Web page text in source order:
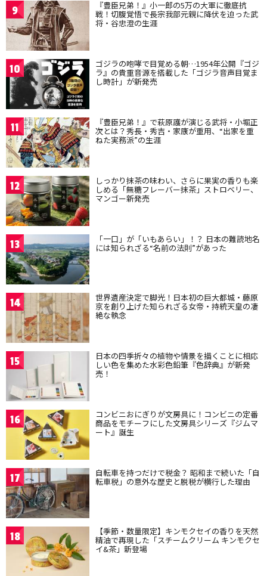
9 『豊臣兄弟！』小一郎の5万の大軍に徹底抗
戦！切腹覚悟で長宗我部元親に降伏を迫った武
将・谷忠澄の生涯
10 ゴジラの咆哮で目覚める朝…1954年公開『ゴジ
ラ』の貴重音源を搭載した「ゴジラ音声目覚ま
し時計」が新発売
11 『豊臣兄弟！』で萩原護が演じる武将・小堀正
次とは？秀長・秀吉・家康が重用、“出家を重
ねた実務派”の生涯
12 しっかり抹茶の味わい、さらに果実の香りも楽
しめる「無糖フレーバー抹茶」ストロベリー、
マンゴー新発売
13 「一口」が「いもあらい」！？ 日本の難読地名
には知られざる“名前の法則”があった
14 世界遺産決定で脚光！日本初の巨大都城・藤原
京を創り上げた知られざる女帝・持統天皇の凄
絶な執念
15 日本の四季折々の植物や情景を描くことに相応
しい色を集めた水彩色鉛筆『色辞典』が新発
売！
16 コンビニおにぎりが文房具に！コンビニの定番
商品をモチーフにした文房具シリーズ『ジムマ
ート』誕生
17 自転車を持つだけで税金？ 昭和まで続いた「自
転車税」の意外な歴史と脱税が横行した理由
18 【季節・数量限定】キンモクセイの香りを天然
精油で再現した「スチームクリーム キンモクセ
イ&茶」新登場